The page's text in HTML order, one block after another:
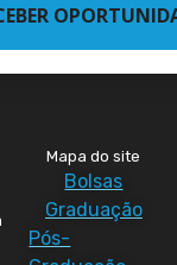
Mapa do site
Bolsas
Graduação
Pós-